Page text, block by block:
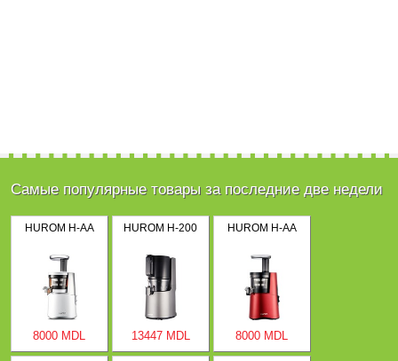
Самые популярные товары за последние две недели
HUROM H-AA
8000 MDL
HUROM H-200
13447 MDL
HUROM H-AA
8000 MDL